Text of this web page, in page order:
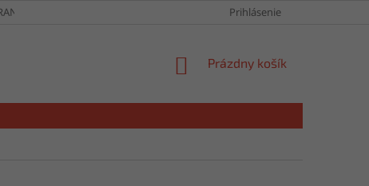
OSOBNÝCH ÚDAJOV Prihlásenie
NÁKUPNÝ
Prázdny košík